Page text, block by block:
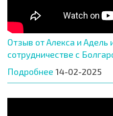
Отзыв от Алекса и Адель
сотрудничестве с
Подробнее 14-02-2025